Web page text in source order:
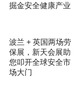
掘金安全健康产业
波兰 + 英国两场劳
保展，新天会展助
您叩开全球安全市
场大门